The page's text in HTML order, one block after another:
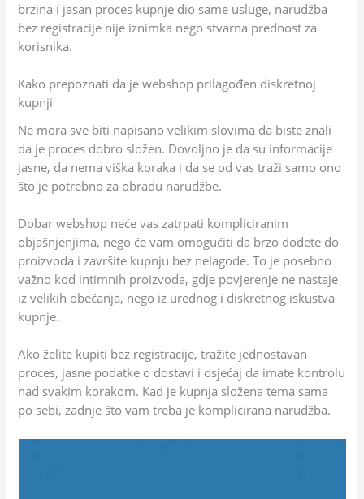
brzina i jasan proces kupnje dio same usluge, narudžba
bez registracije nije iznimka nego stvarna prednost za
korisnika.
Kako prepoznati da je webshop prilagođen diskretnoj
kupnji
Ne mora sve biti napisano velikim slovima da biste znali
da je proces dobro složen. Dovoljno je da su informacije
jasne, da nema viška koraka i da se od vas traži samo ono
što je potrebno za obradu narudžbe.
Dobar webshop neće vas zatrpati kompliciranim
objašnjenjima, nego će vam omogućiti da brzo dođete do
proizvoda i završite kupnju bez nelagode. To je posebno
važno kod intimnih proizvoda, gdje povjerenje ne nastaje
iz velikih obećanja, nego iz urednog i diskretnog iskustva
kupnje.
Ako želite kupiti bez registracije, tražite jednostavan
proces, jasne podatke o dostavi i osjećaj da imate kontrolu
nad svakim korakom. Kad je kupnja složena tema sama
po sebi, zadnje što vam treba je komplicirana narudžba.